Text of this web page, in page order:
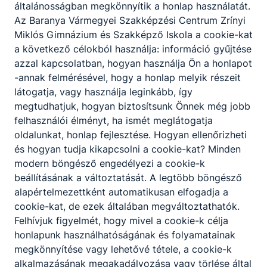
(1854. Baden, Ausztria – 1938. Szentegát,
Magyarország)
A Lajtán túlról érkezett Biedermannok a XIX.
század derekán jutottak a Szigetvár környékén
elterülő birtokaikhoz. Az új haza az öt Biedermann
testvér közül Simonnak tetszett meg. Biedermann
Simon a testvérektől a részeket megvásárolva
Mozsgón telepedett le, s jól sáfárkodott az
újonnan szerzett vagyonnal. Két fia közül Rezső a
szentegáti rész örököseként a bárói ág
megalapítója lett.
Biedermann Rezső gimnáziumi tanulmányai
befejezése után a magyaróvári gazdasági
akadémián szerzett oklevelet. Bejárta egész
Európát. Utazásai során ismerte meg Berlinben,
majd vette feleségül Bleichröder Elzát, akinek az
apja Bismarck kancellár szűk baráti köréhez
általánosságban megkönnyítik a honlap használatát.
Az Baranya Vármegyei Szakképzési Centrum Zrínyi
Miklós Gimnázium és Szakképző Iskola a cookie-kat
a következő célokból használja: információ gyűjtése
azzal kapcsolatban, hogyan használja Ön a honlapot
-annak felmérésével, hogy a honlap melyik részeit
látogatja, vagy használja leginkább, így
megtudhatjuk, hogyan biztosítsunk Önnek még jobb
felhasználói élményt, ha ismét meglátogatja
oldalunkat, honlap fejlesztése. Hogyan ellenőrizheti
és hogyan tudja kikapcsolni a cookie-kat? Minden
modern böngésző engedélyezi a cookie-k
beállításának a változtatását. A legtöbb böngésző
alapértelmezettként automatikusan elfogadja a
cookie-kat, de ezek általában megváltoztathatók.
Felhívjuk figyelmét, hogy mivel a cookie-k célja
honlapunk használhatóságának és folyamatainak
megkönnyítése vagy lehetővé tétele, a cookie-k
alkalmazásának megakadályozása vagy törlése által